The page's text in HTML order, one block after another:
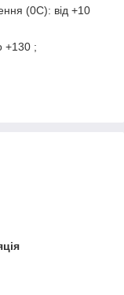
(0С): від +10
+130 ;